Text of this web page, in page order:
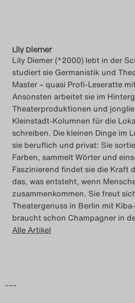
Lily Diemer
Lily Diemer (*2000) lebt in der
studiert sie Germanistik und
Master – quasi Profi-Leseratte
Ansonsten arbeitet sie im
Theaterproduktionen und
Kleinstadt-Kolumnen für die
schreiben. Die kleinen Dinge im
sie beruflich und privat: Sie
Farben, sammelt Wörter und
Faszinierend findet sie die Kraft
das, was entsteht, wenn
zusammenkommen. Sie freut
Theatergenuss in Berlin mit
braucht schon Champagner in
Alle Artikel
–––